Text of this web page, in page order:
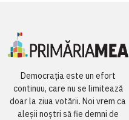
Democrația este un efort
continuu, care nu se limitează
doar la ziua votării. Noi vrem ca
aleșii noștri să fie demni de